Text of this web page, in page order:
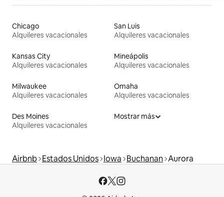
Chicago
Alquileres vacacionales
San Luis
Alquileres vacacionales
Kansas City
Alquileres vacacionales
Mineápolis
Alquileres vacacionales
Milwaukee
Alquileres vacacionales
Omaha
Alquileres vacacionales
Des Moines
Alquileres vacacionales
Mostrar más
Airbnb Estados Unidos Iowa Buchanan Aurora